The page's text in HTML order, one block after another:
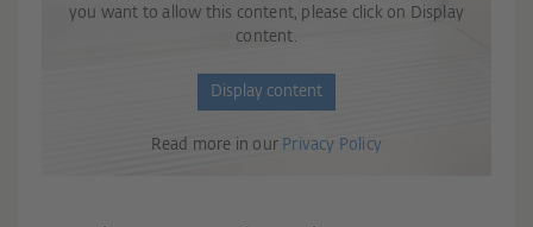
you want to allow this content, please click on Display
content.
Display content
Read more in our Privacy Policy